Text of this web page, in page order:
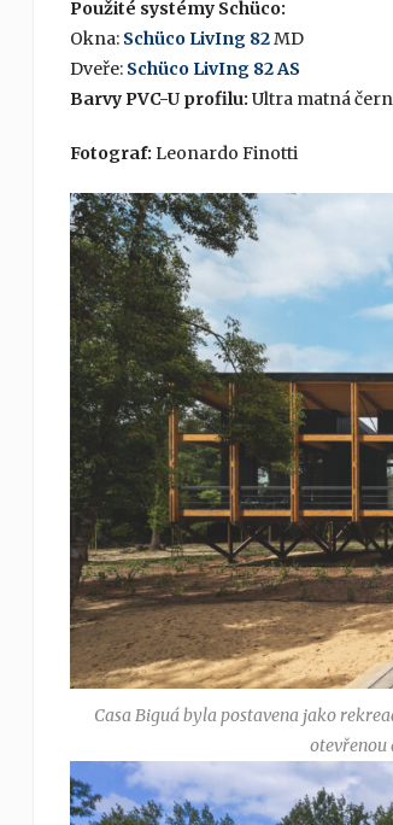
Použité systémy Schüco:
Okna: Schüco LivIng 82MD
Dveře: Schüco LivIng 82 AS
Barvy PVC-U profilu: Ultra matná
Fotograf: Leonardo Finotti
Casa Biguá byla postavena jako
otevřenou